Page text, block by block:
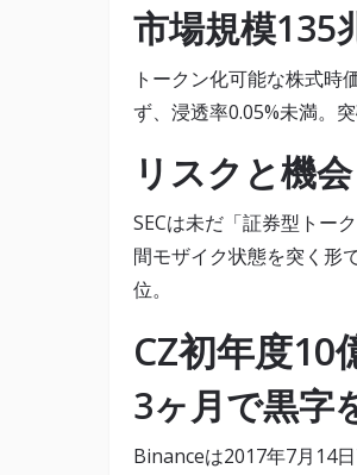
市場規模135
トークン化可能な株式時
ず、浸透率0.05%未満。
リスクと機
SECは未だ「証券型トー
間モザイク状態を突く形
位。
CZ初年度10
3ヶ月で黒字
Binanceは2017年7月14